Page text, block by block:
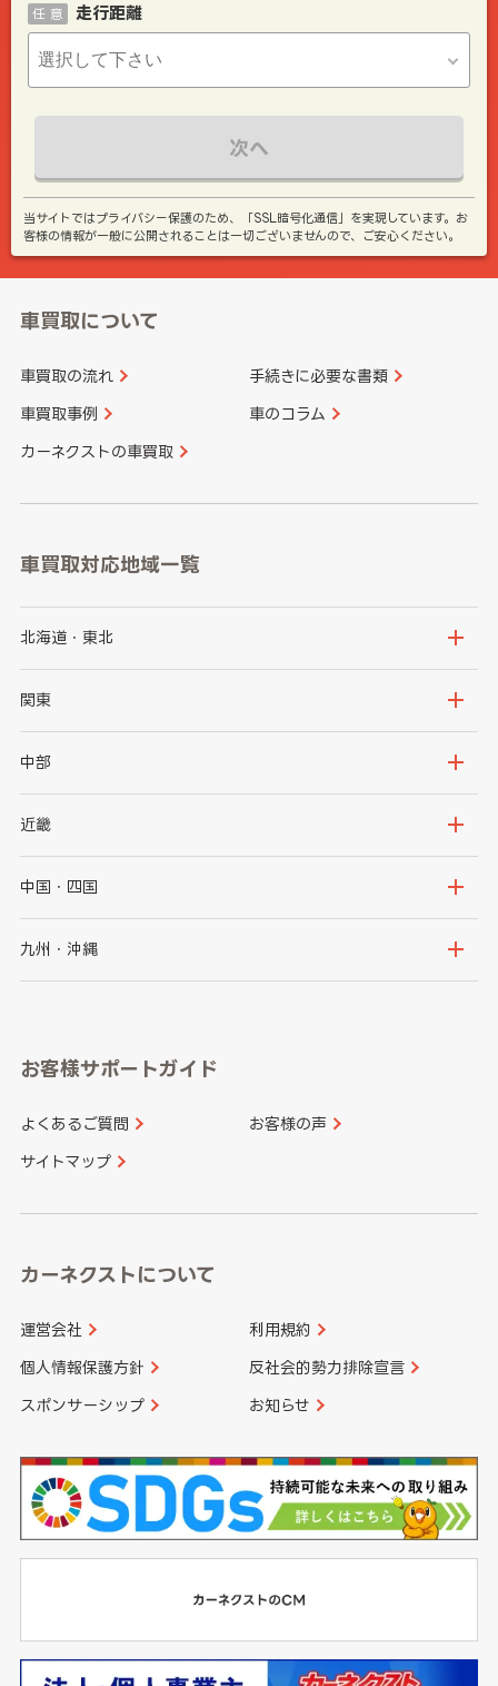
走行距離
任 意
次へ
当サイトではプライバシー保護のため、「SSL暗号化通信」を実現しています。お
客様の情報が一般に公開されることは一切ございませんので、ご安心ください。
車買取について
車買取の流れ 手続きに必要な書類
車買取事例 車のコラム
カーネクストの車買取
車買取対応地域一覧
北海道・東北
北海道
岩手県
秋田県
関東
茨城県
群馬県
千葉県
中部
新潟県
石川県
山梨県
愛知県
近畿
大阪府
京都府
和歌山県
中国・四国
鳥取県
山口県
香川県 愛媛県
九州・沖縄
長崎県
大分県 宮崎県
お客様サポートガイド
よくあるご質問 お客様の声
サイトマップ
カーネクストについて
運営会社 利用規約
個人情報保護方針 反社会的勢力排除宣言
スポンサーシップ お知らせ